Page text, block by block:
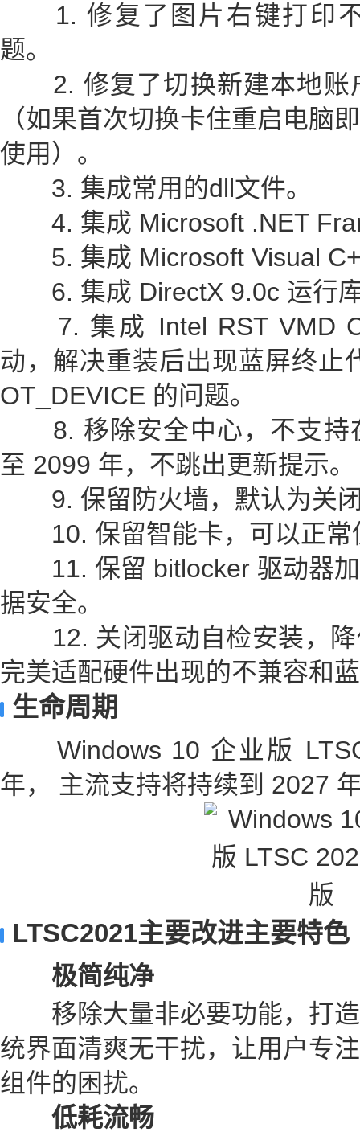
1. 修复了图片右键打印不
题。
2. 修复了切换新建本地账
（如果首次切换卡住重启电脑
使用）。
3. 集成常用的dll文件。
4. 集成 Microsoft .NET
5. 集成 Microsoft Visual
6. 集成 DirectX 9.0c 运行
7. 集成 Intel RST VMD
动，解决重装后出现蓝屏终止
OT_DEVICE 的问题。
8. 移除安全中心，不支持
至 2099 年，不跳出更新提示。
9. 保留防火墙，默认为关闭
10. 保留智能卡，可以正常
11. 保留 bitlocker 驱动器加
据安全。
12. 关闭驱动自检安装，降
完美适配硬件出现的不兼容和
生命周期
Windows 10 企业版
年， 主流支持将持续到 2027
LTSC2021主要改进主要特色
极简纯净
移除大量非必要功能，打造
统界面清爽无干扰，让用户专
组件的困扰。
低耗流畅